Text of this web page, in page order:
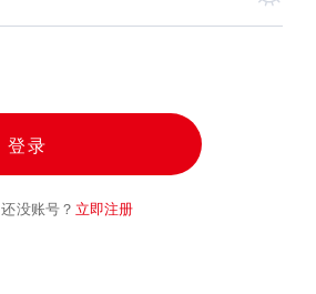
登录
还没账号？ 立即注册